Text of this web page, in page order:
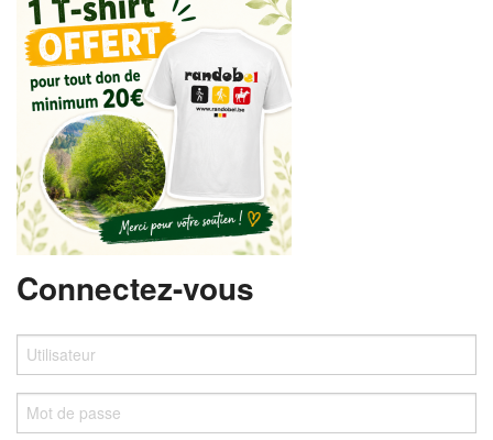
MEMBRES
SE CONNECTER
INSCRIPTION GRATUITE
MOT DE PASSE OUBLIÉ
Connectez-vous